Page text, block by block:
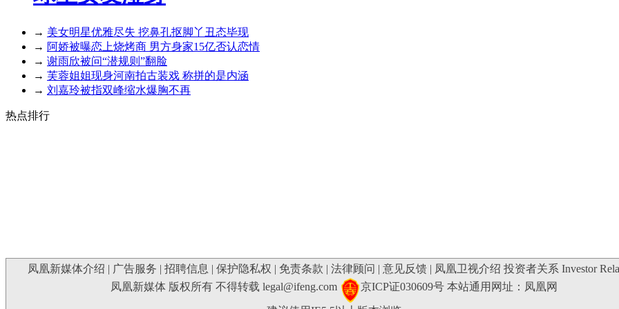
→ 美女明星优雅尽失 挖鼻孔抠脚丫丑态毕现
→ 阿娇被曝恋上烧烤商 男方身家15亿否认恋情
→ 谢雨欣被问“潜规则”翻脸
→ 芙蓉姐姐现身河南拍古装戏 称拼的是内涵
→ 刘嘉玲被指双峰缩水爆胸不再
热点排行
凤凰新媒体介绍 | 广告服务 | 招聘信息 | 保护隐私权 | 免责条款 | 法律顾问 | 意见反馈| 凤凰卫视介绍 投资者关系 Investor
凤凰新媒体 版权所有 不得转载 legal@ifeng.com 京ICP证030609号 本站通用网址：凤凰网